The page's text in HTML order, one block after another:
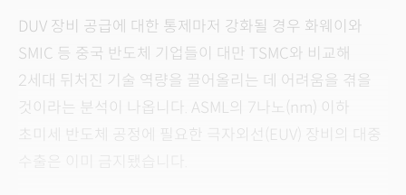
DUV 장비 공급에 대한 통제마저 강화될 경우 화웨이와
SMIC 등 중국 반도체 기업들이 대만 TSMC와 비교해
2세대 뒤처진 기술 역량을 끌어올리는 데 어려움을 겪을
것이라는 분석이 나옵니다. ASML의 7나노(nm) 이하
초미세 반도체 공정에 필요한 극자외선(EUV) 장비의 대중
수출은 이미 금지됐습니다.